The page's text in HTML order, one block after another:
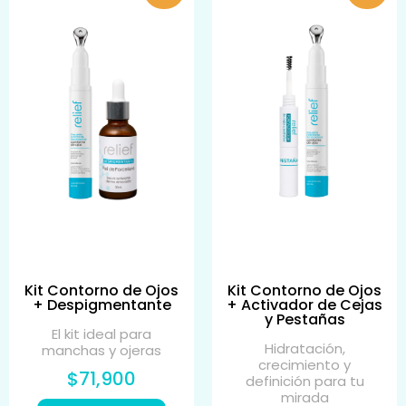
Kit Contorno de Ojos
+ Despigmentante
El kit ideal para
manchas y ojeras
$71,900
Kit Contorno de Ojos
+ Activador de Cejas
y Pestañas
Hidratación,
crecimiento y
definición para tu
mirada